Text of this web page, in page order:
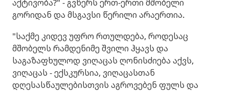
აქტივობა?" - გვწერს ერთ-ერთი მშობელი
გორიდან და მსგავსი წერილი არაერთია.
"საქმე კიდევ უფრო რთულდება, როდესაც
მშობელს რამდენიმე შვილი ჰყავს და
საგაზაფხულოდ ვიღაცას ღონისძიება აქვს,
ვიღაცას - ექსკურსია, ვიღაცასთან
დღესასწაულებისთვის აგროვებენ ფულს და